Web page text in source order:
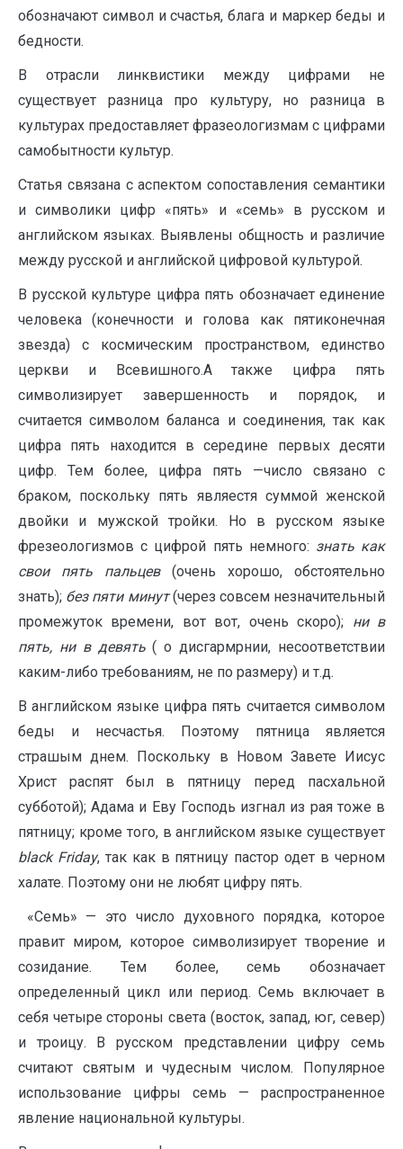
обозначают символ и счастья, блага и маркер беды и
бедности.
В отрасли линквистики между цифрами не
существует разница про культуру, но разница в
культурах предоставляет фразеологизмам с цифрами
самобытности культур.
Статья связана с аспектом сопоставления семантики
и символики цифр «пять» и «семь» в русском и
английском языках. Выявлены общность и различие
между русской и английской цифровой культурой.
В русской культуре цифра пять обозначает единение
человека (конечности и голова как пятиконечная
звезда) с космическим пространством, единство
церкви и Всевишного.А также цифра пять
символизирует завершенность и порядок, и
считается символом баланса и соединения, так как
цифра пять находится в середине первых десяти
цифр. Тем более, цифра пять —число связано с
браком, поскольку пять являестя суммой женской
двойки и мужской тройки. Но в русском языке
фрезеологизмов с цифрой пять немного: знать как
свои пять пальцев (очень хорошо, обстоятельно
знать); без пяти минут(через совсем незначительный
промежуток времени, вот вот, очень скоро); ни в
пять, ни в девять( о дисгармрнии, несоответствии
каким-либо требованиям, не по размеру) и т.д.
В английском языке цифра пять считается символом
беды и несчастья. Поэтому пятница является
страшым днем. Поскольку в Новом Завете Иисус
Христ распят был в пятницу перед пасхальной
субботой); Адама и Еву Господь изгнал из рая тоже в
пятницу; кроме того, в английском языке существует
black Friday, так как в пятницу пастор одет в черном
халате. Поэтому они не любят цифру пять.
«Семь» — это число духовного порядка, которое
правит миром, которое символизирует творение и
созидание. Тем более, семь обозначает
определенный цикл или период. Семь включает в
себя четыре стороны света (восток, запад, юг, север)
и троицу. В русском представлении цифру семь
считают святым и чудесным числом. Популярное
использование цифры семь — распространенное
явление национальной культуры.